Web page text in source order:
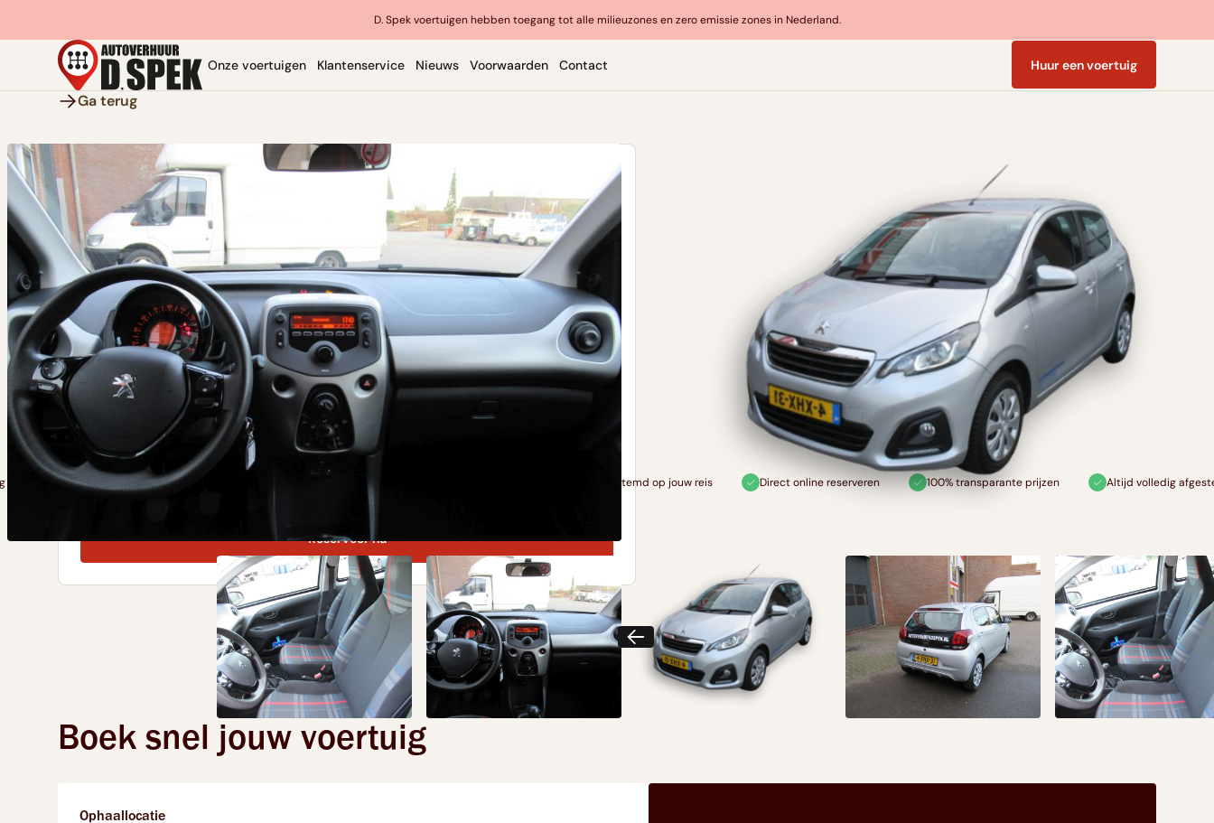
D. Spek voertuigen hebben toegang tot alle milieuzones en zero emissie zones in Nederland.
Onze voertuigen Klantenservice Nieuws Voorwaarden Contact Huur een voertuig
Ga terug
Budget auto
Personenauto
Beschrijving
Op zoek naar voordelig vervoer? Onze budget auto biedt een praktische en
zuinige oplossing voor dagelijks gebruik. Compact, comfortabel en scherp
geprijsd – ideaal voor korte ritten, stadsverkeer of tijdelijk vervoer.
Handgeschakeld 4 personen Benzine Radio
reis Direct online reserveren 100% transparante prijzen Altijd volledig afgestemd op jouw reis Direct online reserveren 100% transparante prijzen Altijd volledig afgestemd op jouw
Reserveer nu
Boek snel jouw voertuig
Ophaallocatie